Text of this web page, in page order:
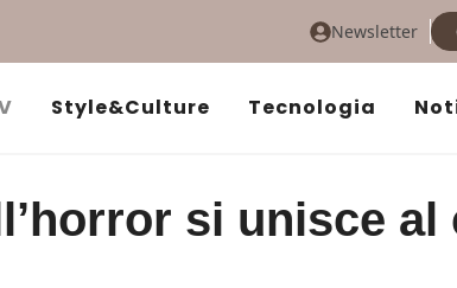
Newsletter
Style&Culture Tecnologia
si unisce al